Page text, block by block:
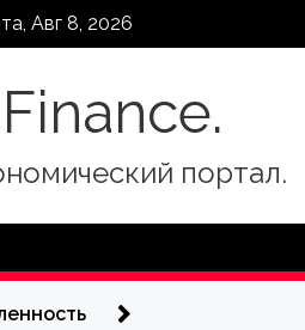
Авг 8, 2026
портал.